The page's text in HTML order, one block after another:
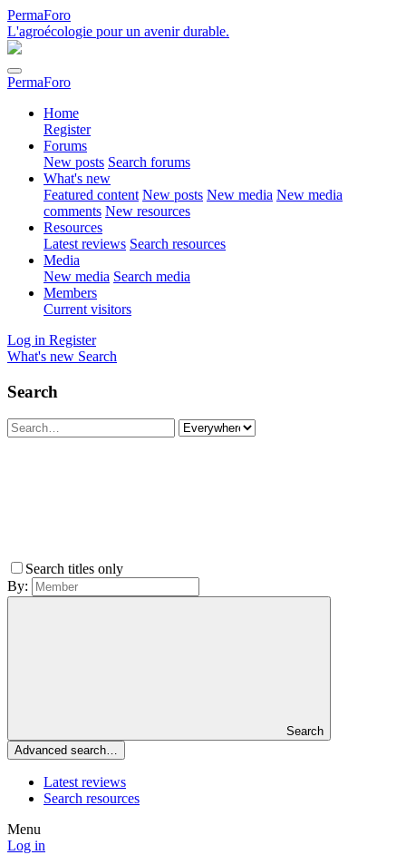
PermaForo
L'agroécologie pour un avenir durable.
PermaForo
Home
Register
Forums
New posts Search forums
What's new
Featured content New posts New media New media
comments New resources
Resources
Latest reviews Search resources
Media
New media Search media
Members
Current visitors
Log in Register
What's new Search
Search
Search titles only
By:
Search
Advanced search…
Latest reviews
Search resources
Menu
Log in